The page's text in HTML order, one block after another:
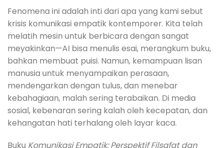
Fenomena ini adalah inti dari apa yang kami sebut
krisis komunikasi empatik kontemporer. Kita telah
melatih mesin untuk berbicara dengan sangat
meyakinkan—AI bisa menulis esai, merangkum buku,
bahkan membuat puisi. Namun, kemampuan lisan
manusia untuk menyampaikan perasaan,
mendengarkan dengan tulus, dan menebar
kebahagiaan, malah sering terabaikan. Di media
sosial, kebenaran sering kalah oleh kecepatan, dan
kehangatan hati terhalang oleh layar kaca.
Buku Komunikasi Empatik: Perspektif Filsafat dan